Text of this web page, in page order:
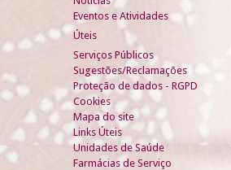
Eventos e Atividades
Úteis
Serviços Públicos
Sugestões/Reclamações
Proteção de dados - RGPD
Cookies
Mapa do site
Links Úteis
Unidades de Saúde
Farmácias de Serviço